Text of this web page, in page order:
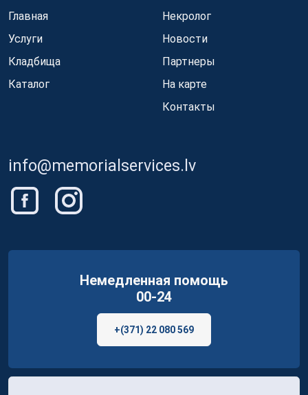
Главная
Услуги
Кладбища
Каталог
Некролог
Новости
Партнеры
На карте
Контакты
info@memorialservices.lv
Немедленная помощь
00-24
+(371) 22 080 569